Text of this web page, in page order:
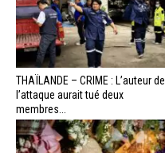
THAÏLANDE – CRIME : L’auteur de
l’attaque aurait tué deux
membres...